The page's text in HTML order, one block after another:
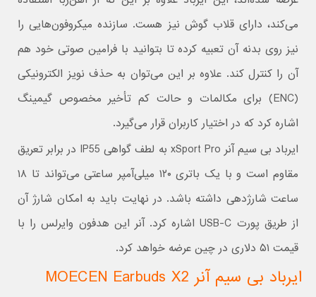
می‌کند، دارای قلاب گوش نیز هست. سازنده میکروفون‌هایی را
نیز روی بدنه آن تعبیه کرده تا بتوانید با فرامین صوتی خود هم
آن را کنترل کند. علاوه بر این می‌توان به حذف نویز الکترونیکی
(ENC) برای مکالمات و حالت کم تأخیر مخصوص گیمینگ
اشاره کرد که در اختیار کاربران قرار می‌گیرد.
ایرباد بی سیم آنر xSport Pro به لطف گواهی IP55 در برابر تعریق
مقاوم است و با یک باتری ۱۲۰ میلی‌آمپر ساعتی می‌تواند تا ۱۸
ساعت شارژدهی داشته باشد. در نهایت باید به امکان شارژ آن
از طریق پورت USB-C اشاره کرد. آنر این هدفون وایرلس را با
قیمت ۵۱ دلاری در چین عرضه خواهد کرد.
ایرباد بی سیم آنر MOECEN Earbuds X2